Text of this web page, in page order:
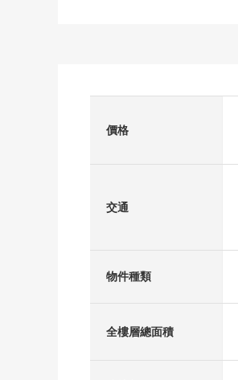
價格
交通
物件種類
全樓層總面積